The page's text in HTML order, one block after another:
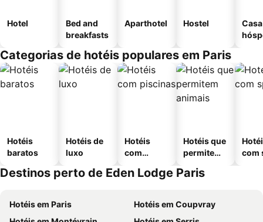
Hotel
Bed and
breakfasts
Aparthotel Hostel
Categorias de hotéis populares em Paris
Hotéis
baratos
Hotéis de
luxo
Hotéis
com
Hotéis que
permitem
com
Destinos perto de Eden Lodge Paris
Hotéis em Paris
Hotéis em Coupvray